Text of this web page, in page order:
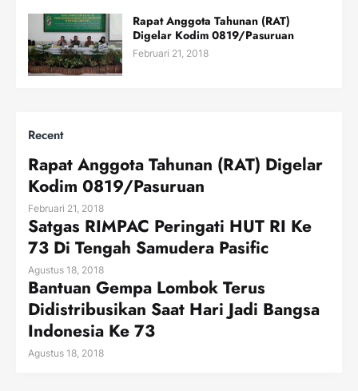
Rapat Anggota Tahunan (RAT)
Digelar Kodim 0819/Pasuruan
Februari 21, 2018
Recent
Rapat Anggota Tahunan (RAT) Digelar
Kodim 0819/Pasuruan
Februari 21, 2018
Satgas RIMPAC Peringati HUT RI Ke
73 Di Tengah Samudera Pasific
Agustus 18, 2018
Bantuan Gempa Lombok Terus
Didistribusikan Saat Hari Jadi Bangsa
Indonesia Ke 73
Agustus 18, 2018